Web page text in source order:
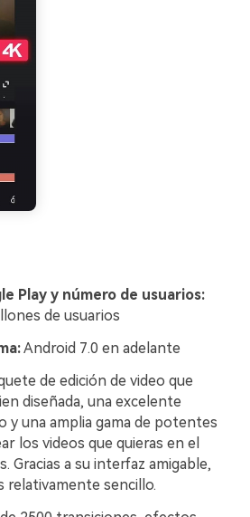
Play y número de usuarios:
de usuarios
Android 7.0 en adelante
de edición de video que
diseñada, una excelente
y una amplia gama de potentes
los videos que quieras en el
Gracias a su interfaz amigable,
relativamente sencillo.